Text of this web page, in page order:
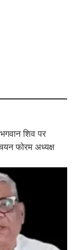
शिव पर
फोरम अध्यक्ष